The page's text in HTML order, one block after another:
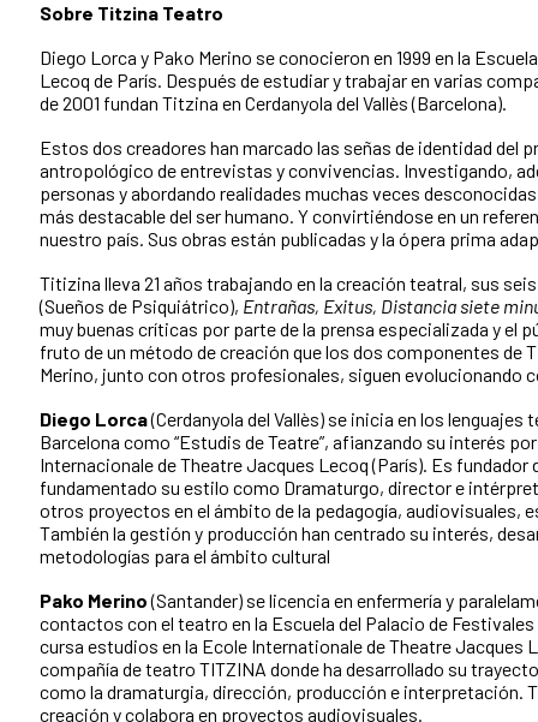
Sobre Titzina Teatro
Diego Lorca y Pako Merino se conocieron en 1999 en la
Lecoq de París. Después de estudiar y trabajar en varias
de 2001 fundan Titzina en Cerdanyola del Vallès (Barcelona).
Estos dos creadores han marcado las señas de identidad del
antropológico de entrevistas y convivencias. Investigando,
personas y abordando realidades muchas veces
más destacable del ser humano. Y convirtiéndose en un
nuestro país. Sus obras están publicadas y la ópera prima
Titizina lleva 21 años trabajando en la creación teatral, sus
(Sueños de Psiquiátrico), Entrañas, Exitus, Distancia siete
muy buenas críticas por parte de la prensa especializada y el
fruto de un método de creación que los dos componentes de
Merino, junto con otros profesionales, siguen evolucionando
Diego Lorca(Cerdanyola del Vallès) se inicia en los
Barcelona como “Estudis de Teatre”, afianzando su interés
Internacionale de Theatre Jacques Lecoq (París). Es fundador
fundamentado su estilo como Dramaturgo, director e
otros proyectos en el ámbito de la pedagogía, audiovisuales,
También la gestión y producción han centrado su interés,
metodologías para el ámbito cultural
Pako Merino(Santander) se licencia en enfermería y
contactos con el teatro en la Escuela del Palacio de
cursa estudios en la Ecole Internationale de Theatre Jacques
compañía de teatro TITZINA donde ha desarrollado su
como la dramaturgia, dirección, producción e interpretación.
creación y colabora en proyectos audiovisuales.